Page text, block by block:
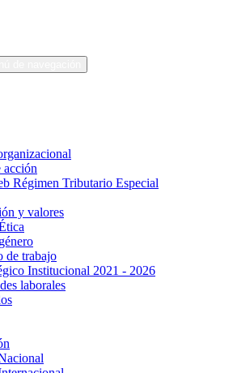
acción
Régimen Tributario Especial
y valores
de trabajo
Institucional 2021 - 2026
laborales